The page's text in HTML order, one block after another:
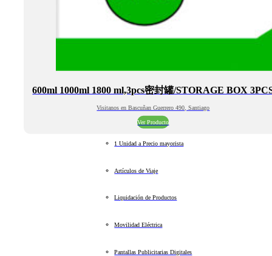
600ml 1000ml 1800 ml,3pcs密封罐/STORAGE BOX
Visitanos en Bascuñan Guerrero 490, Santiago
Ver Producto
1 Unidad a Precio mayorista
Artículos de Viaje
Liquidación de Productos
Movilidad Eléctrica
Pantallas Publicitarias Digitales